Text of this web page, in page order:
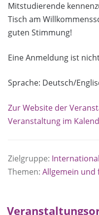
Mitstudierende
Tisch am
guten Stimmung!
Eine Anmeldung ist
Sprache: Deutsch/
Zur Website der
Veranstaltung im
Zielgruppe:
Themen: Allgemein und